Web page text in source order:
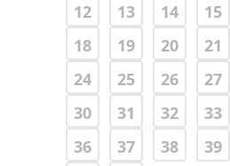
12
13 14 15
18
19 20 21
24
25 26 27
30
31 32 33
36
37 38 39